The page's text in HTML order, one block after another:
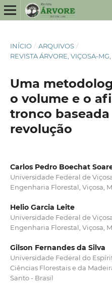
INÍCIO / ARQUIVOS /
REVISTA ÁRVORE, VIÇOSA-
Uma
o volume e o
tronco
revolução
Carlos Pedro Boechat
Universidade Federal de
Engenharia Florestal, Viçosa,
Helio Garcia Leite
Universidade Federal de
Engenharia Florestal, Viçosa,
Gilson Fernandes da Silva
Universidade Federal do
Ciências Florestais e da
Santo - Brasil